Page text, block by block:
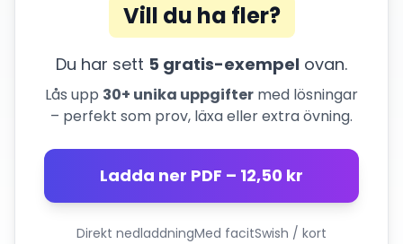
Vill du ha fler?
Du har sett 5 gratis-exempel ovan.
Lås upp 30+ unika uppgifter med lösningar
– perfekt som prov, läxa eller extra övning.
Ladda ner PDF – 12,50 kr
Direkt nedladdningMed facitSwish / kort